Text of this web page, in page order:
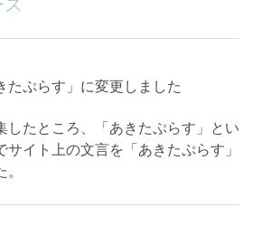
たぷらす」に変更しました
したところ、「あきたぷらす」とい
サイト上の文言を「あきたぷらす」